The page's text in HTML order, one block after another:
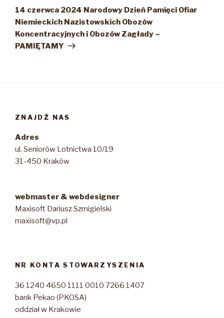
wpis
14 czerwca 2024 Narodowy Dzień Pamięci Ofiar
Niemieckich Nazistowskich Obozów
Koncentracyjnych i Obozów Zagłady –
PAMIĘTAMY
ZNAJDŹ NAS
Adres
ul. Seniorów Lotnictwa 10/19
31-450 Kraków
webmaster & webdesigner
Maxisoft Dariusz Szmigielski
maxisoft@vp.pl
NR KONTA STOWARZYSZENIA
36 1240 4650 1111 0010 7266 1407
bank Pekao (PKOSA)
oddział w Krakowie